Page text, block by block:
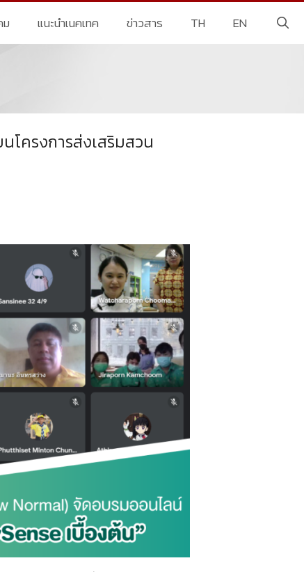
แนะนำเนคเทค ข่าวสาร TH EN
โครงการส่งเสริมสวน